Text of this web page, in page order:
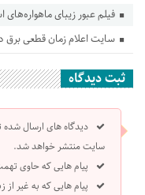
فیلم عبور زیبای
سایت اعلام زمان قطعی برق
ثبت دیدگاه
دیدگاه های ارسال
سایت منتشر خواهد شد.
پیام هایی که حاوی
پیام هایی که به غیر